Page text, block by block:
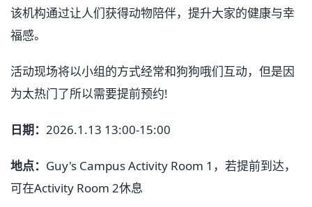
该机构通过让人们获得动物陪伴，提升大家的健康与幸
福感。
活动现场将以小组的方式经常和狗狗哦们互动，但是因
为太热门了所以需要提前预约!
日期： 2026.1.13 13:00-15:00
地点： Guy's Campus Activity Room 1，若提前到达，
可在Activity Room 2休息